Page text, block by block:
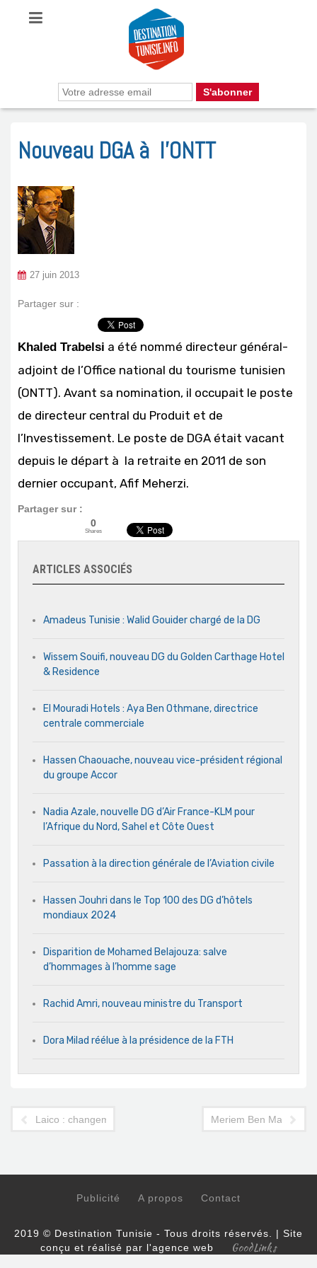
Nouveau DGA à l’ONTT
27 juin 2013
Partager sur :
Khaled Trabelsi a été nommé directeur général-
adjoint de l’Office national du tourisme tunisien
(ONTT). Avant sa nomination, il occupait le poste
de directeur central du Produit et de
l’Investissement. Le poste de DGA était vacant
depuis le départ à la retraite en 2011 de son
dernier occupant, Afif Meherzi.
Partager sur :
0
Shares
ARTICLES ASSOCIÉS
Amadeus Tunisie : Walid Gouider chargé de la DG
Wissem Souifi, nouveau DG du Golden Carthage Hotel
& Residence
El Mouradi Hotels : Aya Ben Othmane, directrice
centrale commerciale
Hassen Chaouache, nouveau vice-président régional
du groupe Accor
Nadia Azale, nouvelle DG d’Air France-KLM pour
l’Afrique du Nord, Sahel et Côte Ouest
Passation à la direction générale de l’Aviation civile
Hassen Jouhri dans le Top 100 des DG d’hôtels
mondiaux 2024
Disparition de Mohamed Belajouza: salve
d’hommages à l’homme sage
Rachid Amri, nouveau ministre du Transport
Dora Milad réélue à la présidence de la FTH
Laico : changement à la direction commerciale et marketing
Meriem Ben Mami,
Publicité A propos Contact
2019 © Destination Tunisie - Tous droits réservés. | Site
conçu et réalisé par l'agence web
GoodLinks